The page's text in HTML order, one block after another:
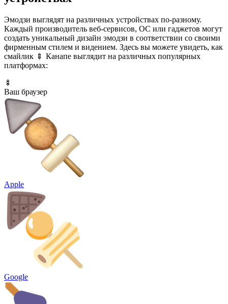
Эмодзи выглядят на различных устройствах по-разному.
Каждый производитель веб-сервисов, ОС или гаджетов могут
создать уникальный дизайн эмодзи в соответствии со своими
фирменным стилем и видением. Здесь вы можете увидеть, как
смайлик 🍢 Канапе выглядит на различных популярных
платформах:
🍢
Ваш браузер
Apple
Google